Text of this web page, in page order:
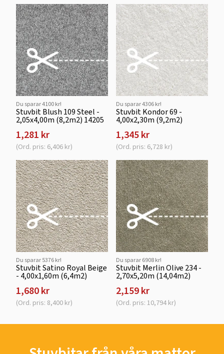
Du sparar 4100 kr!
Stuvbit Blush 109 Steel -
2,05x4,00m (8,2m2) 14205
1,281 kr
(Ord. pris: 6,406 kr)
Du sparar 4306 kr!
Stuvbit Kondor 69 -
4,00x2,30m (9,2m2)
1,345 kr
(Ord. pris: 6,728 kr)
Du sparar 5376 kr!
Stuvbit Satino Royal Beige
- 4,00x1,60m (6,4m2)
1,680 kr
(Ord. pris: 8,400 kr)
Du sparar 6908 kr!
Stuvbit Merlin Olive 234 -
2,70x5,20m (14,04m2)
2,159 kr
(Ord. pris: 10,794 kr)